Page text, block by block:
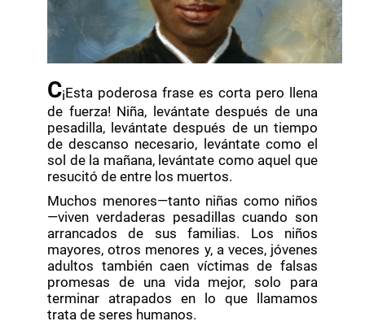
C¡Esta poderosa frase es corta pero llena
de fuerza! Niña, levántate después de una
pesadilla, levántate después de un tiempo
de descanso necesario, levántate como el
sol de la mañana, levántate como aquel que
resucitó de entre los muertos.
Muchos menores—tanto niñas como niños
—viven verdaderas pesadillas cuando son
arrancados de sus familias. Los niños
mayores, otros menores y, a veces, jóvenes
adultos también caen víctimas de falsas
promesas de una vida mejor, solo para
terminar atrapados en lo que llamamos
trata de seres humanos.